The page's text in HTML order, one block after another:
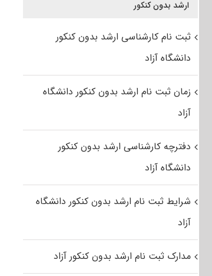
ارشد بدون کنکور
ثبت نام کارشناسی ارشد بدون کنکور
دانشگاه آزاد
زمان ثبت نام ارشد بدون کنکور دانشگاه
آزاد
دفترچه کارشناسی ارشد بدون کنکور
دانشگاه آزاد
شرایط ثبت نام ارشد بدون کنکور دانشگاه
آزاد
مدارک ثبت نام ارشد بدون کنکور آزاد